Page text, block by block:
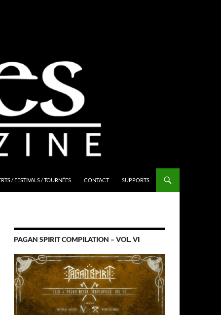
/ FESTIVALS / TOURNÉES CONTACT SUPPORTS
PAGAN SPIRIT COMPILATION – VOL. VI